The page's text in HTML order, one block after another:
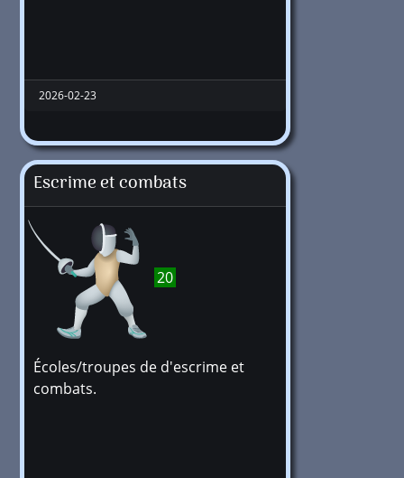
2026-02-23
Escrime et combats
20
Écoles/troupes de d'escrime et
combats.